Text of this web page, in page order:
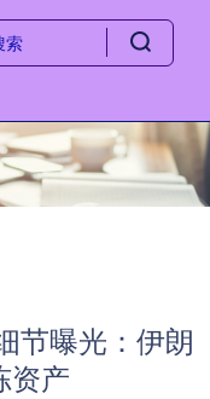
节曝光：伊朗
资产